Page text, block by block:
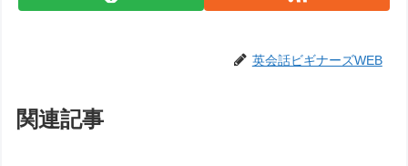
英会話ビギナーズWEB
関連記事